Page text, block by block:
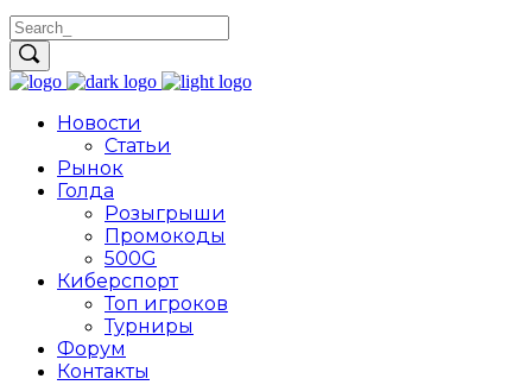
Новости
Статьи
Рынок
Голда
Розыгрыши
Промокоды
500G
Киберспорт
Топ игроков
Турниры
Форум
Контакты